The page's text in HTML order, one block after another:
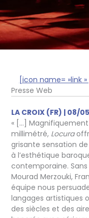
[icon name= »link
Presse Web
LA CROIX (FR) | 08/
« […]
millimétré, Locura
grisante sensation
à l’esthétique
contemporaine.
Mourad Merzouki,
équipe nous
langages artistiques
des siècles et des